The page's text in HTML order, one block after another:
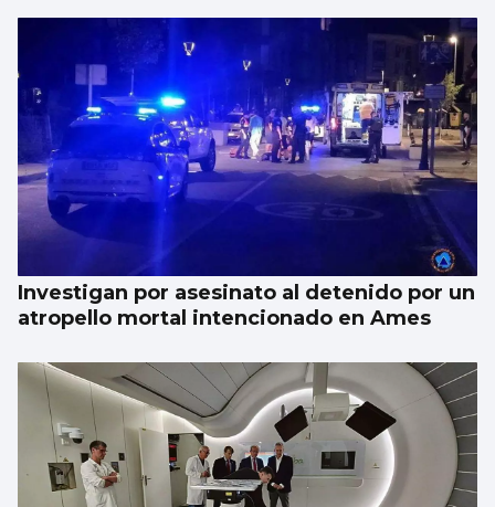
Investigan por asesinato al detenido por un
atropello mortal intencionado en Ames